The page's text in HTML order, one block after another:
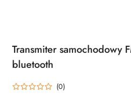
Transmiter samochodowy
bluetooth
(0)